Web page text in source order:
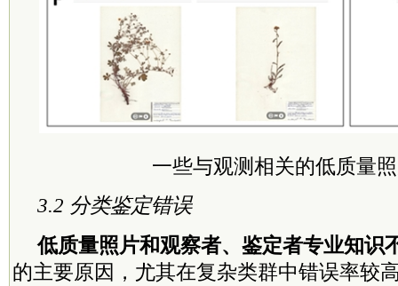
一些与观测相关的低质量
3.2 分类鉴定错误
低质量照片和观察者、鉴定者专业知识
的主要原因，尤其在复杂类群中错误率较